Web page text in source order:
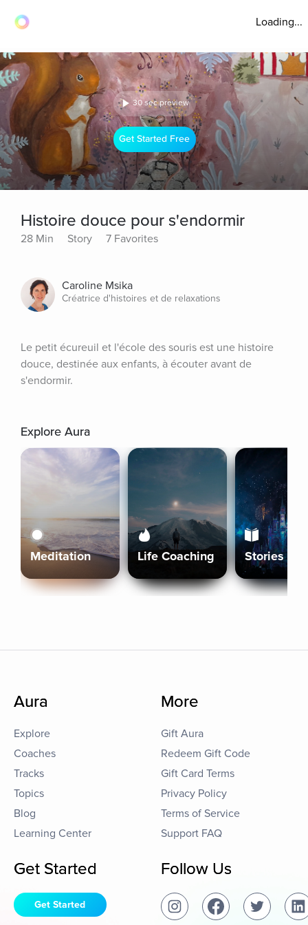
Loading...
30 sec preview
Get Started Free
Histoire douce pour s'endormir
28 Min Story 7 Favorites
Caroline Msika
Créatrice d'histoires et de relaxations
Le petit écureuil et l'école des souris est une histoire
douce, destinée aux enfants, à écouter avant de
s'endormir.
Explore Aura
Meditation Life Coaching Stories
Aura
Explore
Coaches
Tracks
Topics
Blog
Learning Center
More
Gift Aura
Redeem Gift Code
Gift Card Terms
Privacy Policy
Terms of Service
Support FAQ
Get Started
Get Started
Follow Us